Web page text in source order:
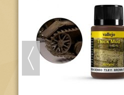
Effet moteur projections de
pétrole
5,00 €
AJOUTER AU PANIER